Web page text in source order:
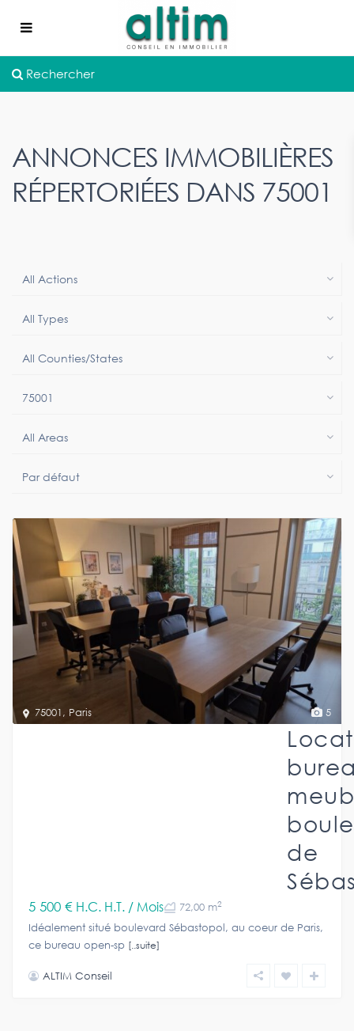
Rechercher
ANNONCES IMMOBILIÈRES
RÉPERTORIÉES DANS 75001
All Actions
All Types
All Counties/States
75001
All Areas
Par défaut
5
75001, Paris
de
5 500 € H.C. H.T. / Mois
Idéalement situé boulevard Sébastopol, au coeur de Paris,
ce bureau open-sp [..suite]
72,00 m2
ALTIM Conseil